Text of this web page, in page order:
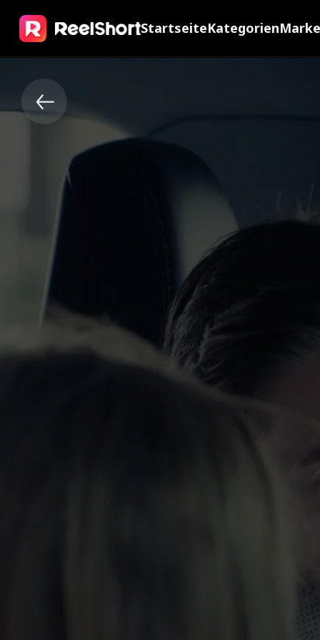
StartseiteKategorienMarke